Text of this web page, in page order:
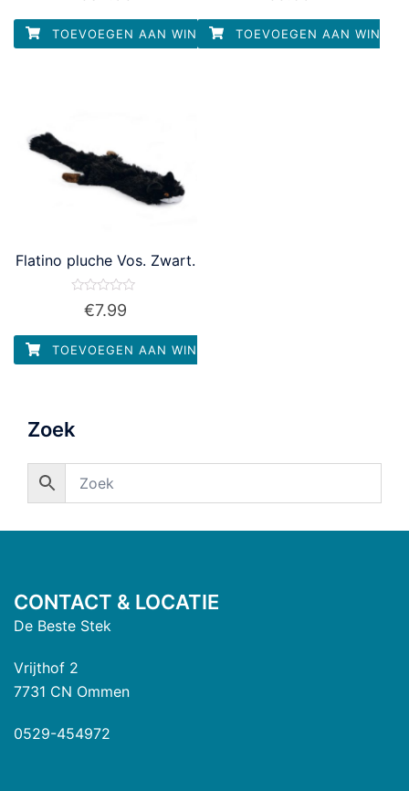
5
TOEVOEGEN AAN WINKELWAGEN
5
TOEVOEGEN AAN
Flatino pluche Vos. Zwart.
Waardering
5
€7.99
TOEVOEGEN AAN WINKELWAGEN
Zoek
CONTACT & LOCATIE
De Beste Stek
Vrijthof 2
7731 CN Ommen
0529-454972